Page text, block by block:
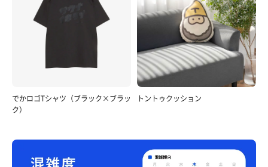
でかロゴTシャツ（ブラック×ブラッ
ク）
トントゥクッション